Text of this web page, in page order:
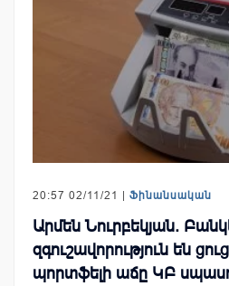
20:57 02/11/21 | Ֆինանսական
Արմեն Նուրբեկյան.
զգուշավորություն են
պորտֆելի աճը ԿԲ